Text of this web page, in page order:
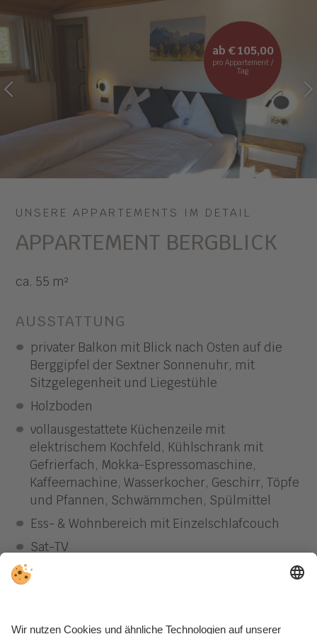
UNSERE APPARTEMENTS IM DETAIL
APPARTEMENT BERGBLICK
ca. 55 m²
ab € 105,00
pro Appartement /
Tag
AUSSTATTUNG
privater Balkon mit Blick nach Osten auf die
Berggipfel der Sextner Sonnenuhr, mit
Sitzgelegenheit und Liegestühle
Holzboden
vollausgestattete Küchenzeile mit
elektrischem Kochfeld, Kühlschrank mit
Gefrierfach, Mokka-Espressomaschine,
Kaffeemachine, Wasserkocher, Geschirr, Töpfe
und Pfannen, Schwämmchen, Spülmittel
Ess- & Wohnbereich mit Einzelschlafcouch
Sat-TV
Getrenntes Schlafzimmer mit Doppelbett
Dusche und Fön